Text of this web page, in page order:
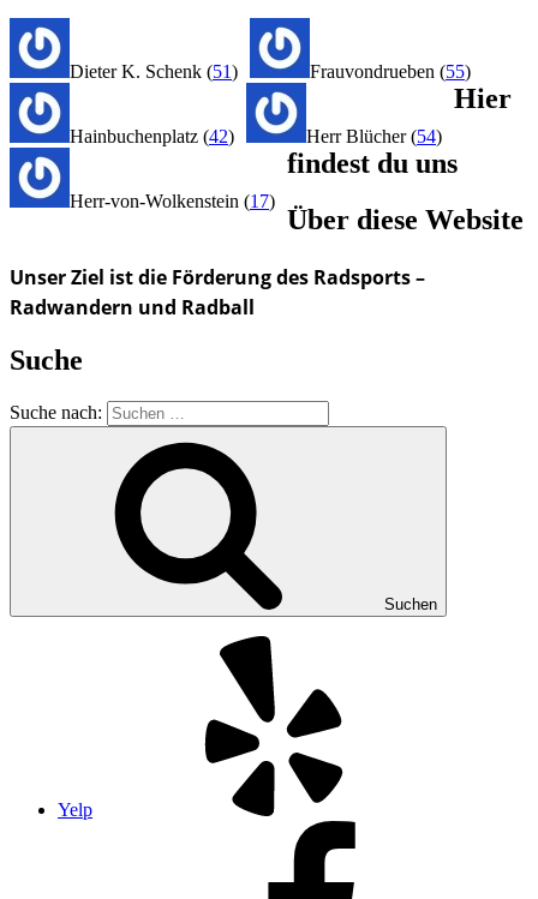
Dieter K. Schenk (51) Frauvondrueben (55)
Hainbuchenplatz (42) Herr Blücher(54)
Herr-von-Wolkenstein (17)
Hier
findest du uns
Über diese Website
Unser Ziel ist die Förderung des Radsports –
Radwandern und Radball
Suche
Suche nach:
Suchen
Yelp